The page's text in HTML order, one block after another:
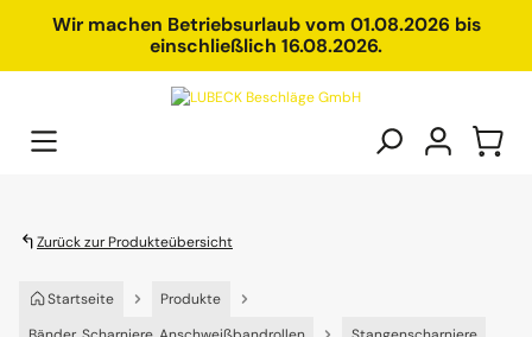
springenWir machen Betriebsurlaub vom 01.08.2026 bis
einschließlich 16.08.2026.
Zurück zur Produkteübersicht
Startseite
Produkte